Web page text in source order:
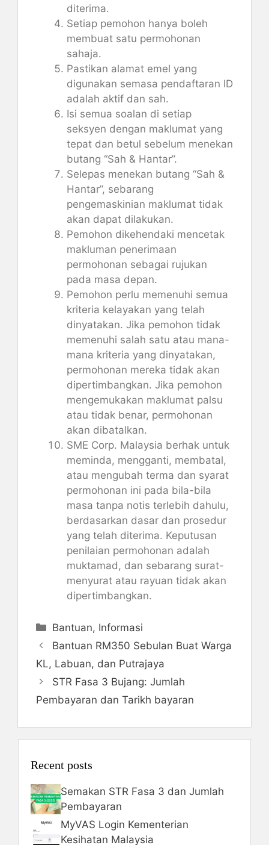
diterima.
Setiap pemohon hanya boleh
membuat satu permohonan
sahaja.
Pastikan alamat emel yang
digunakan semasa pendaftaran ID
adalah aktif dan sah.
Isi semua soalan di setiap
seksyen dengan maklumat yang
tepat dan betul sebelum menekan
butang “Sah & Hantar”.
Selepas menekan butang “Sah &
Hantar”, sebarang
pengemaskinian maklumat tidak
akan dapat dilakukan.
Pemohon dikehendaki mencetak
makluman penerimaan
permohonan sebagai rujukan
pada masa depan.
Pemohon perlu memenuhi semua
kriteria kelayakan yang telah
dinyatakan. Jika pemohon tidak
memenuhi salah satu atau mana-
mana kriteria yang dinyatakan,
permohonan mereka tidak akan
dipertimbangkan. Jika pemohon
mengemukakan maklumat palsu
atau tidak benar, permohonan
akan dibatalkan.
SME Corp. Malaysia berhak untuk
meminda, mengganti, membatal,
atau mengubah terma dan syarat
permohonan ini pada bila-bila
masa tanpa notis terlebih dahulu,
berdasarkan dasar dan prosedur
yang telah diterima. Keputusan
penilaian permohonan adalah
muktamad, dan sebarang surat-
menyurat atau rayuan tidak akan
dipertimbangkan.
Categories
Bantuan, Informasi
Bantuan RM350 Sebulan Buat Warga
KL, Labuan, dan Putrajaya
STR Fasa 3 Bujang: Jumlah
Pembayaran dan Tarikh bayaran
Recent posts
Semakan STR Fasa 3 dan Jumlah
Pembayaran
MyVAS Login Kementerian
Kesihatan Malaysia